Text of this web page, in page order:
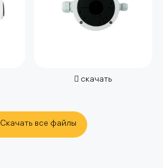
скачать
Скачать все файлы